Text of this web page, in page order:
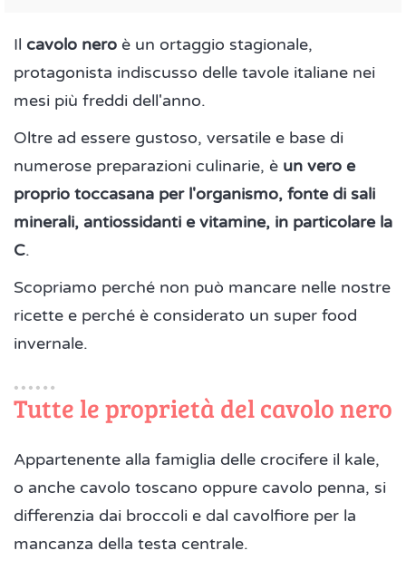
Il cavolo nero è un ortaggio stagionale,
protagonista indiscusso delle tavole italiane nei
mesi più freddi dell'anno.
Oltre ad essere gustoso, versatile e base di
numerose preparazioni culinarie, è un vero e
proprio toccasana per l'organismo, fonte di sali
minerali, antiossidanti e vitamine, in particolare la
C.
Scopriamo perché non può mancare nelle nostre
ricette e perché è considerato un super food
invernale.
Tutte le proprietà del cavolo nero
Appartenente alla famiglia delle crocifere il kale,
o anche cavolo toscano oppure cavolo penna, si
differenzia dai broccoli e dal cavolfiore per la
mancanza della testa centrale.